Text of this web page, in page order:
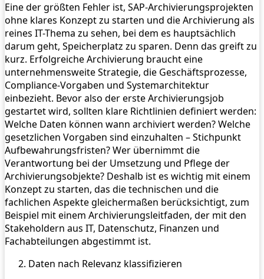
Eine der größten Fehler ist, SAP-Archivierungsprojekten
ohne klares Konzept zu starten und die Archivierung als
reines IT-Thema zu sehen, bei dem es hauptsächlich
darum geht, Speicherplatz zu sparen. Denn das greift zu
kurz. Erfolgreiche Archivierung braucht eine
unternehmensweite Strategie, die Geschäftsprozesse,
Compliance-Vorgaben und Systemarchitektur
einbezieht. Bevor also der erste Archivierungsjob
gestartet wird, sollten klare Richtlinien definiert werden:
Welche Daten können wann archiviert werden? Welche
gesetzlichen Vorgaben sind einzuhalten – Stichpunkt
Aufbewahrungsfristen? Wer übernimmt die
Verantwortung bei der Umsetzung und Pflege der
Archivierungsobjekte? Deshalb ist es wichtig mit einem
Konzept zu starten, das die technischen und die
fachlichen Aspekte gleichermaßen berücksichtigt, zum
Beispiel mit einem Archivierungsleitfaden, der mit den
Stakeholdern aus IT, Datenschutz, Finanzen und
Fachabteilungen abgestimmt ist.
Daten nach Relevanz klassifizieren